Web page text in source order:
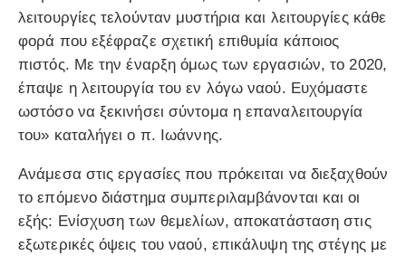
λειτουργίες τελούνταν μυστήρια και λειτουργίες κάθε
φορά που εξέφραζε σχετική επιθυμία κάποιος
πιστός. Με την έναρξη όμως των εργασιών, το 2020,
έπαψε η λειτουργία του εν λόγω ναού. Ευχόμαστε
ωστόσο να ξεκινήσει σύντομα η επαναλειτουργία
του» καταλήγει ο π. Ιωάννης.
Ανάμεσα στις εργασίες που πρόκειται να διεξαχθούν
το επόμενο διάστημα συμπεριλαμβάνονται και οι
εξής: Ενίσχυση των θεμελίων, αποκατάσταση στις
εξωτερικές όψεις του ναού, επικάλυψη της στέγης με